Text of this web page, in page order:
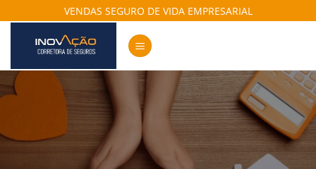
to
content
VENDAS SEGURO DE VIDA EMPRESARIAL